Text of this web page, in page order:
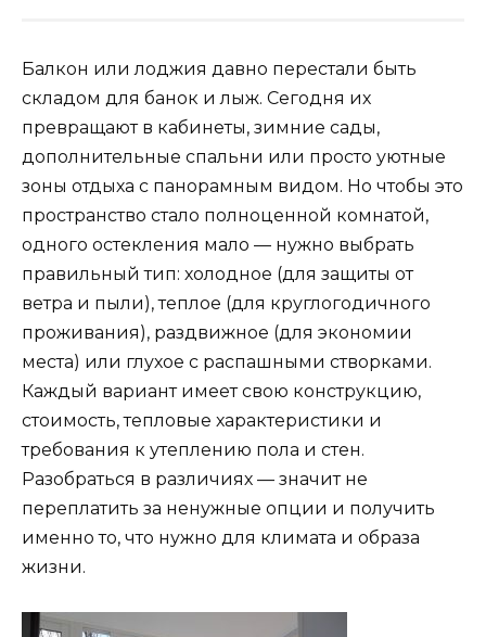
Балкон или лоджия давно перестали быть
складом для банок и лыж. Сегодня их
превращают в кабинеты, зимние сады,
дополнительные спальни или просто уютные
зоны отдыха с панорамным видом. Но чтобы это
пространство стало полноценной комнатой,
одного остекления мало — нужно выбрать
правильный тип: холодное (для защиты от
ветра и пыли), теплое (для круглогодичного
проживания), раздвижное (для экономии
места) или глухое с распашными створками.
Каждый вариант имеет свою конструкцию,
стоимость, тепловые характеристики и
требования к утеплению пола и стен.
Разобраться в различиях — значит не
переплатить за ненужные опции и получить
именно то, что нужно для климата и образа
жизни.